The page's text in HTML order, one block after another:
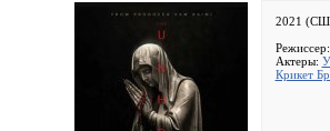
2021
Режиссер:
Актеры:
Крикет